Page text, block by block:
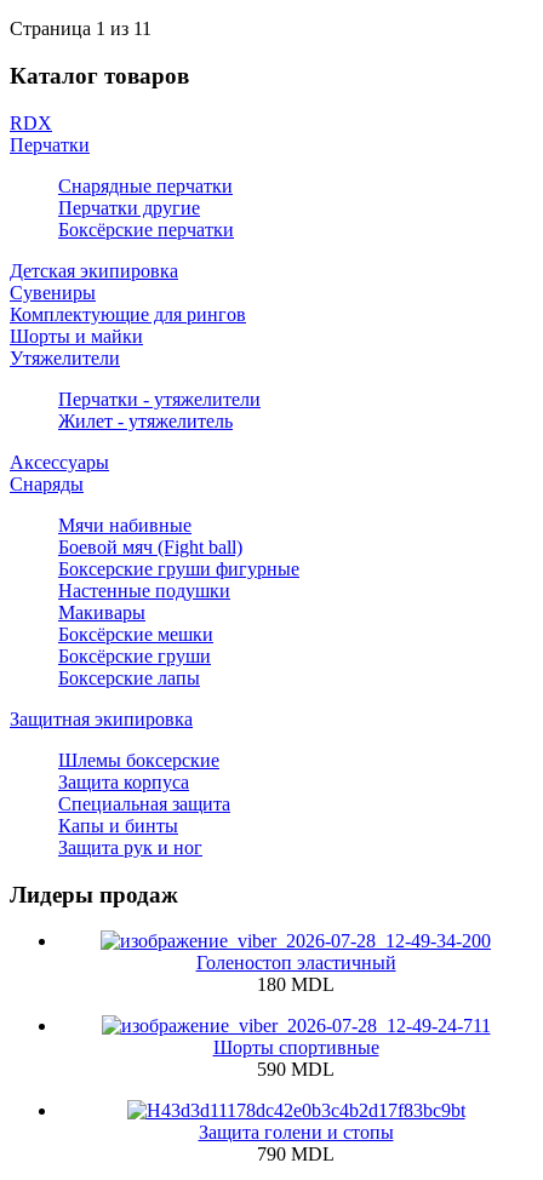
Страница 1 из 11
Каталог товаров
RDX
Перчатки
Снарядные перчатки
Перчатки другие
Боксёрские перчатки
Детская экипировка
Сувениры
Комплектующие для рингов
Шорты и майки
Утяжелители
Перчатки - утяжелители
Жилет - утяжелитель
Аксессуары
Снаряды
Мячи набивные
Боевой мяч (Fight ball)
Боксерские груши фигурные
Настенные подушки
Макивары
Боксёрские мешки
Боксёрские груши
Боксерские лапы
Защитная экипировка
Шлемы боксерские
Защита корпуса
Специальная защита
Капы и бинты
Защита рук и ног
Лидеры продаж
Голеностоп эластичный
180 MDL
Шорты спортивные
590 MDL
Защита голени и стопы
790 MDL